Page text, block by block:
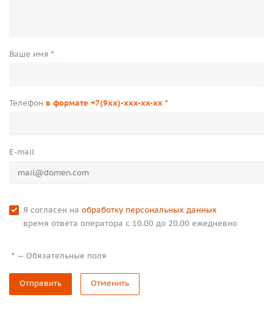
Ваше имя *
Телефон в формате +7(9xx)-xxx-xx-xx *
E-mail
Я согласен на обработку персональных данных
время ответа оператора с 10.00 до 20.00 ежедневно
* — Обязательные поля
Отправить Отменить